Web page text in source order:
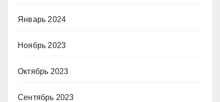
Январь 2024
Ноябрь 2023
Октябрь 2023
Сентябрь 2023